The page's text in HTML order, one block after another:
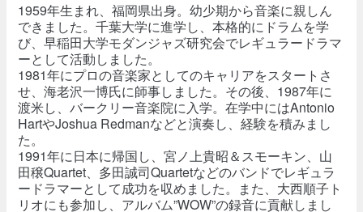
1959年生まれ、福岡県出身。幼少期から音楽に親しん
できました。千葉大学に進学し、本格的にドラムを学
び、早稲田大学モダンジャズ研究会でレギュラードラマ
ーとして活動しました。
1981年にプロの音楽家としてのキャリアをスタートさ
せ、海老沢一博氏に師事しました。その後、1987年に
渡米し、バークリー音楽院に入学。在学中にはAntonio
HartやJoshua Redmanなどと演奏し、経験を積みまし
た。
1991年に日本に帰国し、宮ノ上貴昭＆スモーキン、山
田穣Quartet、多田誠司Quartetなどのバンドでレギュラ
ードラマーとして成功を収めました。また、大西順子ト
リオにも参加し、アルバム”WOW”の録音に貢献しまし